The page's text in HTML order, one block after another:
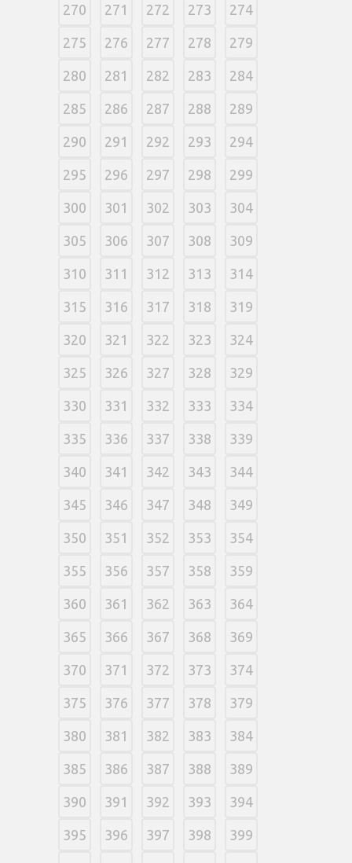
270 271 272 273 274
275 276 277 278 279
280 281 282 283 284
285 286 287 288 289
290 291 292 293 294
295 296 297 298 299
300 301 302 303 304
305 306 307 308 309
310 311 312 313 314
315 316 317 318 319
320 321 322 323 324
325 326 327 328 329
330 331 332 333 334
335 336 337 338 339
340 341 342 343 344
345 346 347 348 349
350 351 352 353 354
355 356 357 358 359
360 361 362 363 364
365 366 367 368 369
370 371 372 373 374
375 376 377 378 379
380 381 382 383 384
385 386 387 388 389
390 391 392 393 394
395 396 397 398 399